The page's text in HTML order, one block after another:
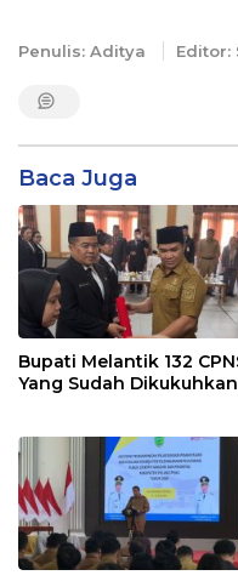
Penulis: Aditya Editor:
Baca Juga
Bupati Melantik 132
Yang Sudah Dikukuhkan